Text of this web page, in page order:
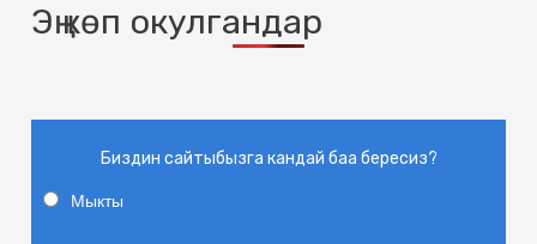
Эң көп окулгандар
Биздин сайтыбызга кандай баа бересиз?
Мыкты